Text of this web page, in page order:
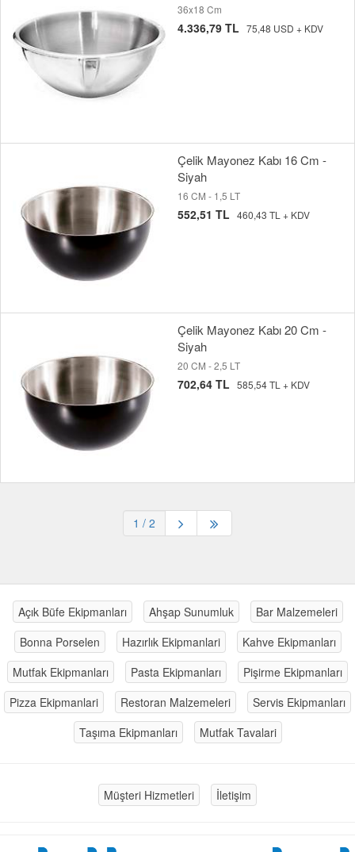
36x18 Cm
4.336,79 TL 75,48 USD + KDV
Çelik Mayonez Kabı 16 Cm -
Siyah
16 CM - 1,5 LT
552,51 TL 460,43 TL + KDV
Çelik Mayonez Kabı 20 Cm -
Siyah
20 CM - 2,5 LT
702,64 TL 585,54 TL + KDV
1 / 2
Açık Büfe Ekipmanları Ahşap Sunumluk
Bar Malzemeleri
Bonna Porselen
Hazırlık Ekipmanlari
Kahve Ekipmanları
Mutfak Ekipmanları
Pasta Ekipmanları
Pişirme Ekipmanları
Pizza Ekipmanlari
Restoran Malzemeleri
Servis Ekipmanları
Taşıma Ekipmanları
Mutfak Tavalari
Müşteri Hizmetleri İletişim